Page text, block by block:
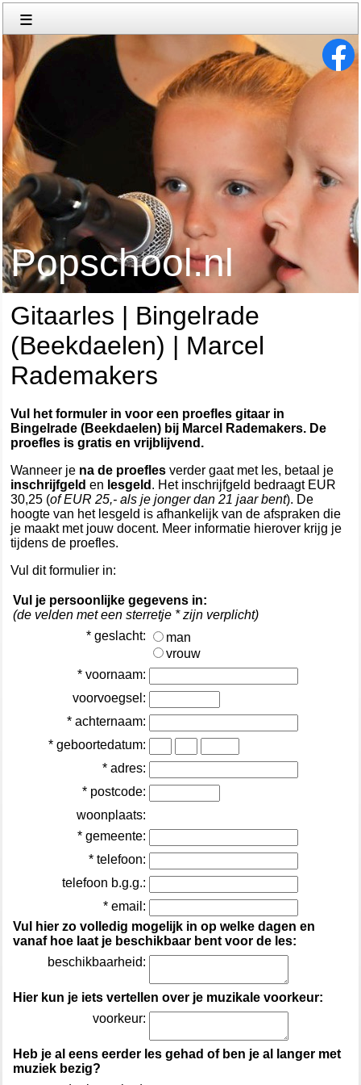
≡
Popschool.nl
Gitaarles | Bingelrade
(Beekdaelen) | Marcel
Rademakers
Vul het formuler in voor een proefles gitaar in
Bingelrade (Beekdaelen) bij Marcel Rademakers. De
proefles is gratis en vrijblijvend.
Wanneer je na de proefles verder gaat met les, betaal je
inschrijfgeld en lesgeld . Het inschrijfgeld bedraagt EUR
30,25 (of EUR 25,- als je jonger dan 21 jaar bent). De
hoogte van het lesgeld is afhankelijk van de afspraken die
je maakt met jouw docent. Meer informatie hierover krijg je
tijdens de proefles.
Vul dit formulier in:
Vul je persoonlijke gegevens in:
(de velden met een sterretje * zijn verplicht)
* geslacht:
man
vrouw
* voornaam:
voorvoegsel:
* achternaam:
* geboortedatum:
* adres:
* postcode:
woonplaats:
* gemeente:
* telefoon:
telefoon b.g.g.:
* email:
Vul hier zo volledig mogelijk in op welke dagen en
vanaf hoe laat je beschikbaar bent voor de les:
beschikbaarheid:
Hier kun je iets vertellen over je muzikale voorkeur:
voorkeur:
Heb je al eens eerder les gehad of ben je al langer met
muziek bezig?